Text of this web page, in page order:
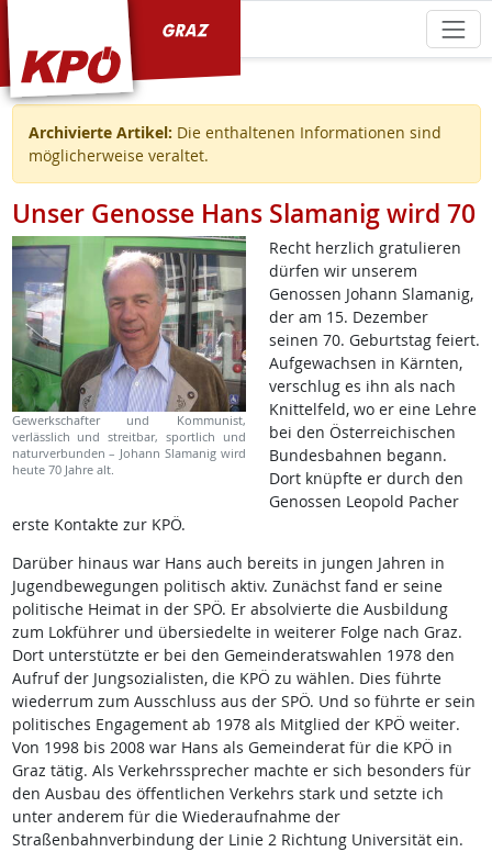
Archivierte Artikel: Die enthaltenen Informationen sind
möglicherweise veraltet.
Unser Genosse Hans Slamanig wird 70
Gewerkschafter und Kommunist,
verlässlich und streitbar, sportlich und
naturverbunden – Johann Slamanig wird
heute 70 Jahre alt.
Recht herzlich gratulieren
dürfen wir unserem
Genossen Johann Slamanig,
der am 15. Dezember
seinen 70. Geburtstag feiert.
Aufgewachsen in Kärnten,
verschlug es ihn als nach
Knittelfeld, wo er eine Lehre
bei den Österreichischen
Bundesbahnen begann.
Dort knüpfte er durch den
Genossen Leopold Pacher
erste Kontakte zur KPÖ.
Darüber hinaus war Hans auch bereits in jungen Jahren in
Jugendbewegungen politisch aktiv. Zunächst fand er seine
politische Heimat in der SPÖ. Er absolvierte die Ausbildung
zum Lokführer und übersiedelte in weiterer Folge nach Graz.
Dort unterstützte er bei den Gemeinderatswahlen 1978 den
Aufruf der Jungsozialisten, die KPÖ zu wählen. Dies führte
wiederrum zum Ausschluss aus der SPÖ. Und so führte er sein
politisches Engagement ab 1978 als Mitglied der KPÖ weiter.
Von 1998 bis 2008 war Hans als Gemeinderat für die KPÖ in
Graz tätig. Als Verkehrssprecher machte er sich besonders für
den Ausbau des öffentlichen Verkehrs stark und setzte ich
unter anderem für die Wiederaufnahme der
Straßenbahnverbindung der Linie 2 Richtung Universität ein.